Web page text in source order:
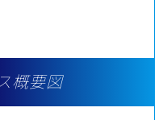
概要図